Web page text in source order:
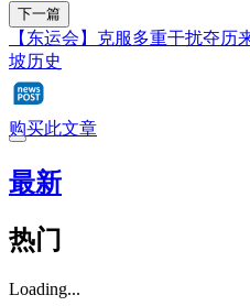
下一篇
【东运会】克服多重干扰夺
坡历史
购买此文章
最新
热门
Loading...